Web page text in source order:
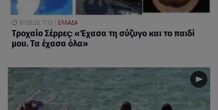
07.08.26, 17:13 ΕΛΛΑΔΑ
Τροχαίο Σέρρες: «Έχασα τη σύζυγο και το παιδί
μου. Τα έχασα όλα»